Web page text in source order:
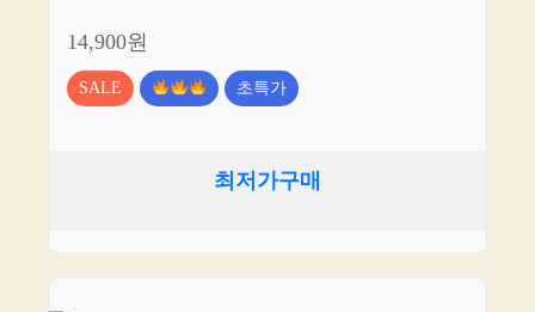
14,900원
SALE 초특가
최저가구매